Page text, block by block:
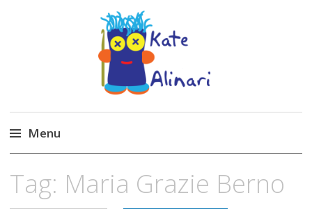
Made by Kate
Kate Alinari, corsi di uncinetto, entusiasmo,
schemi gratuiti, amigurumi, I Balocchi del Tipo
Strano, traduzioni e tanto divertimento!
Menu
content
Tag: Maria Grazie Berno